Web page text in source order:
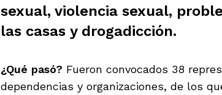
sexual, violencia sexual,
las casas y drogadicción.
¿Qué pasó? Fueron convocados 38
dependencias y organizaciones, de los